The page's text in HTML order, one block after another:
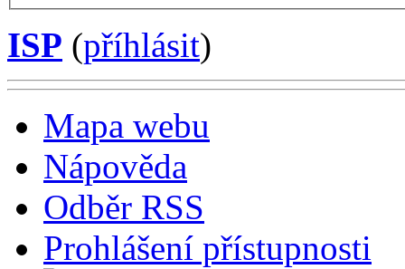
ISP (příhlásit)
Mapa webu
Nápověda
Odběr RSS
Prohlášení přístupnosti